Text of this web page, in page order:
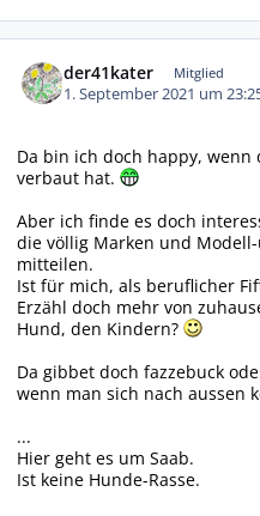
der41kater Mitglied
1. September 2021 um
Da bin ich doch happy, wenn
verbaut hat.
Aber ich finde es doch
die völlig Marken und
mitteilen.
Ist für mich, als beruflicher
Erzähl doch mehr von
Hund, den Kindern?
Da gibbet doch fazzebuck
wenn man sich nach aussen
...
Hier geht es um Saab.
Ist keine Hunde-Rasse.